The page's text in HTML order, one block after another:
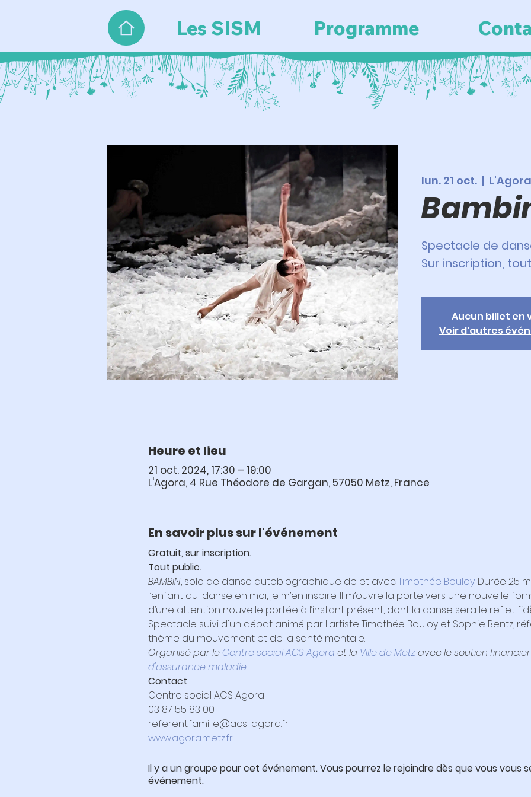
Les SISM Programme
lun. 21 oct.
  |
L'Agora
Spectacle de
Sur inscription,
Aucun billet en
Voir d'autres
Heure et lieu
21 oct. 2024, 17:30 – 19:00
L'Agora, 4 Rue Théodore de Gargan, 57050 Metz, France
En savoir plus sur l'événement
Gratuit, sur inscription.
Tout public.
BAMBIN, solo de danse autobiographique de et avec Timothée Bouloy. Durée 25
l’enfant qui danse en moi, je m’en inspire. Il m’ouvre la porte vers une nouvelle
d’une attention nouvelle portée à l’instant présent, dont la danse sera le reflet
Spectacle suivi d'un débat animé par l'artiste Timothée Bouloy et Sophie Bentz,
thème du mouvement et de la santé mentale.
Organisé par le Centre social ACS Agora et la Ville de Metz avec le soutien
d'assurance maladie.
Contact
Centre social ACS Agora
03 87 55 83 00
referent.famille@acs-agora.fr
www.agora.metz.fr
Il y a un groupe pour cet événement. Vous pourrez le rejoindre dès que vous vous
événement.